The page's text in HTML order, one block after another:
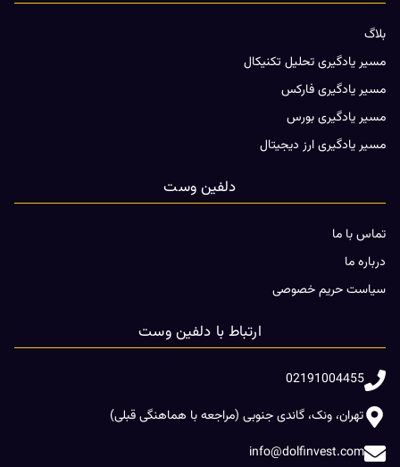
بلاگ
مسیر یادگیری تحلیل تکنیکال
مسیر یادگیری فارکس
مسیر یادگیری بورس
مسیر یادگیری ارز دیجیتال
دلفین وست
تماس با ما
درباره ما
سیاست حریم خصوصی
ارتباط با دلفین وست
02191004455
تهران، ونک، گاندی جنوبی (مراجعه با هماهنگی قبلی)
info@dolfinvest.com